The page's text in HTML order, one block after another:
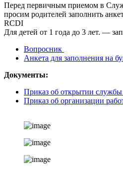
Перед первичным приемом в
просим родителей заполнить
RCDI
Для детей от 1 года до 3 лет. —
Вопросник
Анкета для заполнения на
Документы:
Приказ об открытии
Приказ об организации